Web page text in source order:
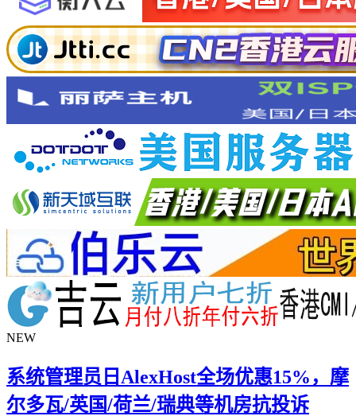
NEW
系统管理员日AlexHost全场优惠15%，摩
尔多瓦/英国/荷兰/瑞典等机房抗投诉